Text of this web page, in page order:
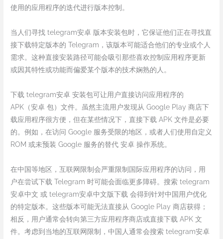
使用的应用程序的迭代进行版本控制。
当人们寻找 telegram安卓 版本安装包时，它保证他们正在寻找直
接下载特定版本的 Telegram，该版本可能适合他们的专业或个人
需求。这种直接安装路径可能会吸引那些喜欢控制应用程序更新
或因其特性或功能而偏爱某个版本的技术娴熟的人。
下载 telegram安卓 安装包可让用户直接访问应用程序的
APK（安卓 包）文件。虽然主流用户发现从 Google Play 商店下
载应用程序很方便，但在某些情况下，直接下载 APK 文件是必要
的。例如，在访问 Google 服务受限的地区，或者人们使用自定义
ROM 或未预装 Google 服务的替代 安卓 操作系统。
在中国等地区，互联网限制会严重限制国际应用程序的访问，用
户在尝试下载 Telegram 时可能会面临更多障碍。搜索 telegram
安卓中文 或 telegram安卓中文版下载 会得到针对中国用户优化
的特定版本。这些版本可能无法直接从 Google Play 商店获得；
相反，用户通常会转向第三方应用程序商店或直接下载 APK 文
件。考虑到当地的互联网限制，中国人通常会搜索 telegram安卓